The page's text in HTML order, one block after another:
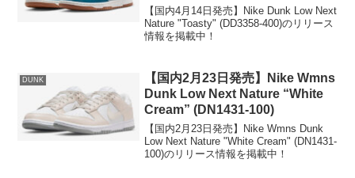
【国内4月14日発売】Nike Dunk Low Next
Nature "Toasty" (DD3358-400)のリリース
情報を掲載中！
DUNK
【国内2月23日発売】Nike Wmns
Dunk Low Next Nature “White
Cream” (DN1431-100)
【国内2月23日発売】Nike Wmns Dunk
Low Next Nature "White Cream" (DN1431-
100)のリリース情報を掲載中！